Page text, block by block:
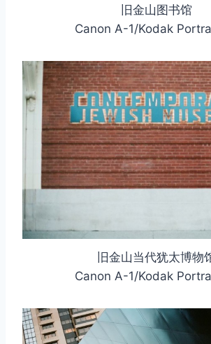
旧金山图书馆
Canon A-1/Kodak
旧金山当代犹太博物
Canon A-1/Kodak